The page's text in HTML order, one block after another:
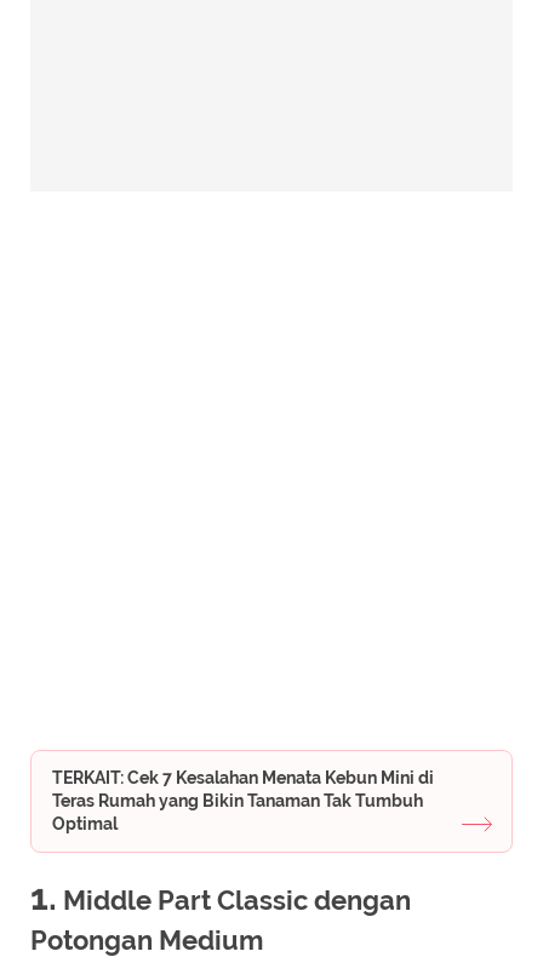
TERKAIT: Cek 7 Kesalahan Menata Kebun Mini di
Teras Rumah yang Bikin Tanaman Tak Tumbuh
Optimal
1. Middle Part Classic dengan
Potongan Medium